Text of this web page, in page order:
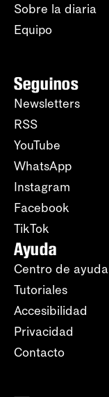
Sobre la diaria
Equipo
Seguinos
Newsletters
RSS
YouTube
WhatsApp
Instagram
Facebook
TikTok
Ayuda
Centro de ayuda
Tutoriales
Accesibilidad
Privacidad
Contacto